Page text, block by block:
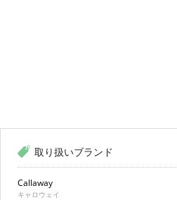
取り扱いブランド
Callaway
キャロウェイ